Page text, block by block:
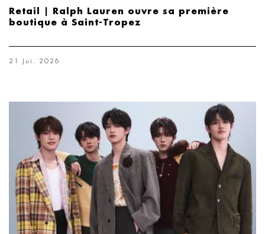
Retail | Ralph Lauren ouvre sa première
boutique à Saint-Tropez
21 Jui. 2026